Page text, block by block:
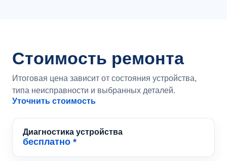
Стоимость ремонта
Итоговая цена зависит от состояния устройства,
типа неисправности и выбранных деталей.
Уточнить стоимость
Диагностика устройства
бесплатно *